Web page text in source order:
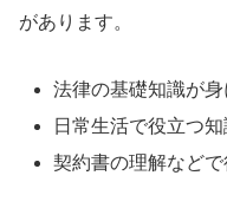
があります。
法律の基礎知識が身
日常生活で役立つ知
契約書の理解などで